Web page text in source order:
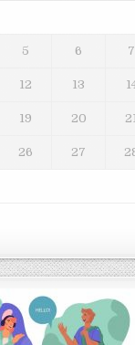
5 6 7
12 13
19 20 21
26 27